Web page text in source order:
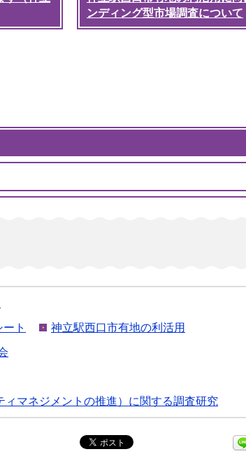
ンディング型市場調査について
ト 神立駅西口市有地の利活用
マネジメントの推進）に関する調査研究